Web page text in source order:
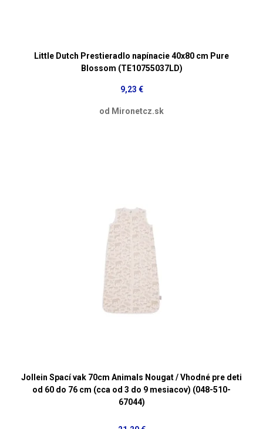
Little Dutch Prestieradlo napínacie 40x80 cm Pure
Blossom (TE10755037LD)
9,23 €
od Mironetcz.sk
Jollein Spací vak 70cm Animals Nougat / Vhodné pre deti
od 60 do 76 cm (cca od 3 do 9 mesiacov) (048-510-
67044)